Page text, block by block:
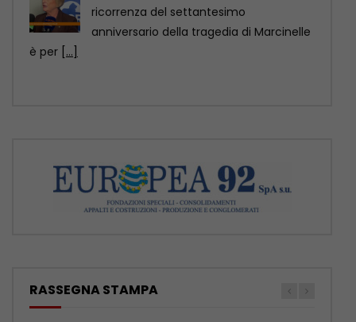
CHARLEROI (BELGIO) (ITALPRESS) – “70
anni fa a Marcinelle si compiva una
RASSEGNA STAMPA